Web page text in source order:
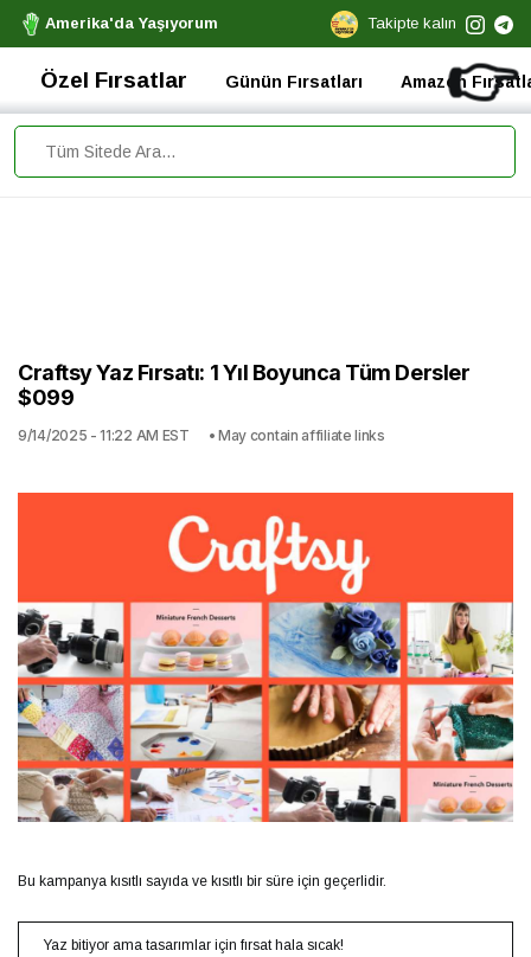
Amerika'da Yaşıyorum Takipte kalın
👉
Özel Fırsatlar Günün Fırsatları Amazon
Craftsy Yaz Fırsatı: 1 Yıl Boyunca Tüm Dersler
$099
9/14/2025 - 11:22 AM EST • May contain affiliate links
Bu kampanya kısıtlı sayıda ve kısıtlı bir süre için geçerlidir.
Yaz bitiyor ama tasarımlar için fırsat hala sıcak!